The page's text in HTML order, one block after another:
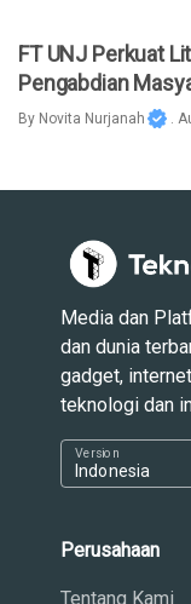
FT UNJ Perkuat
Pengabdian
By Novita Nurjanah .
Media dan
dan dunia
gadget,
teknologi dan
Indonesia
Version
Perusahaan
Tentang Kami